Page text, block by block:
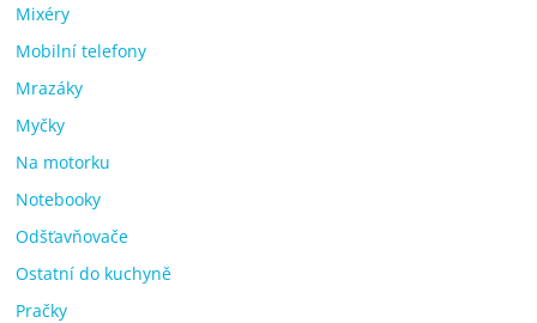
Mixéry
Mobilní telefony
Mrazáky
Myčky
Na motorku
Notebooky
Odšťavňovače
Ostatní do kuchyně
Pračky